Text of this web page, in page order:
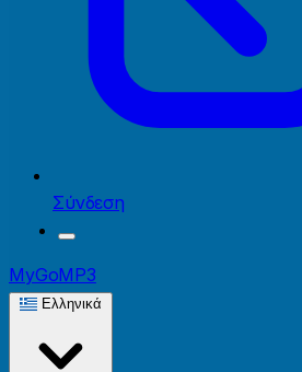
Σύνδεση
MyGoMP3
Ελληνικά